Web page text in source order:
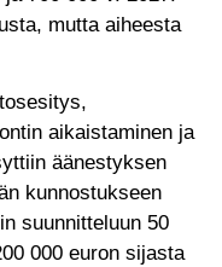
mutta aiheesta
aikaistaminen ja
äänestyksen
kunnostukseen
suunnitteluun 50
000 euron sijasta